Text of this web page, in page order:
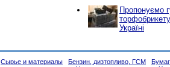
Пропонуємо
Україні
Сырье и материалы Бензин, дизтопливо, ГСМ